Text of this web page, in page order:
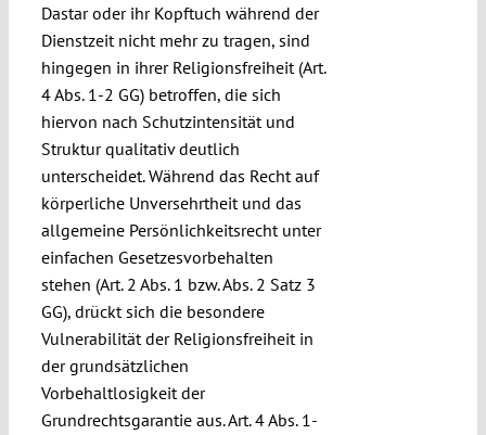
Dastar oder ihr Kopftuch während der
Dienstzeit nicht mehr zu tragen, sind
hingegen in ihrer Religionsfreiheit (Art.
4 Abs. 1-2 GG) betroffen, die sich
hiervon nach Schutzintensität und
Struktur qualitativ deutlich
unterscheidet. Während das Recht auf
körperliche Unversehrtheit und das
allgemeine Persönlichkeitsrecht unter
einfachen Gesetzesvorbehalten
stehen (Art. 2 Abs. 1 bzw. Abs. 2 Satz 3
GG), drückt sich die besondere
Vulnerabilität der Religionsfreiheit in
der grundsätzlichen
Vorbehaltlosigkeit der
Grundrechtsgarantie aus. Art. 4 Abs. 1-